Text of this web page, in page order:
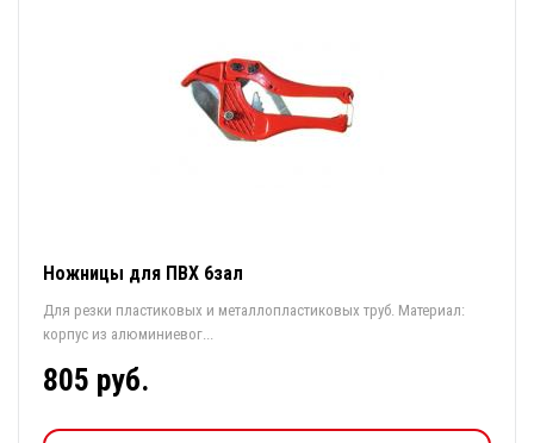
Ножницы для ПВХ 6зал
Для резки пластиковых и металлопластиковых труб. Материал:
корпус из алюминиевог...
805 руб.